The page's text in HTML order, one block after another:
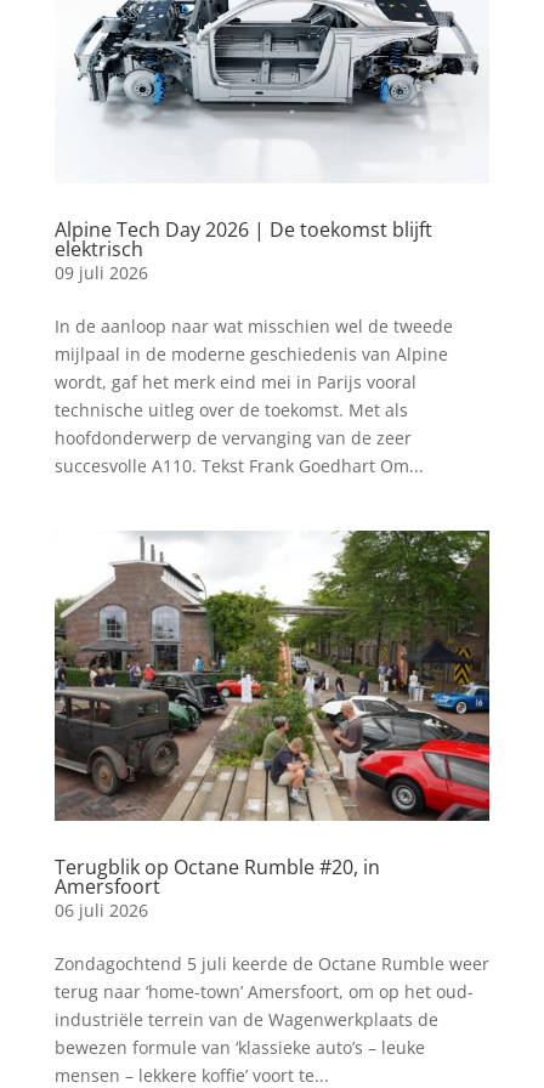
Alpine Tech Day 2026 | De toekomst blijft
elektrisch
09 juli 2026
In de aanloop naar wat misschien wel de tweede
mijlpaal in de moderne geschiedenis van Alpine
wordt, gaf het merk eind mei in Parijs vooral
technische uitleg over de toekomst. Met als
hoofdonderwerp de vervanging van de zeer
succesvolle A110. Tekst Frank Goedhart Om...
Terugblik op Octane Rumble #20, in
Amersfoort
06 juli 2026
Zondagochtend 5 juli keerde de Octane Rumble weer
terug naar ‘home-town’ Amersfoort, om op het oud-
industriële terrein van de Wagenwerkplaats de
bewezen formule van ‘klassieke auto’s – leuke
mensen – lekkere koffie’ voort te...